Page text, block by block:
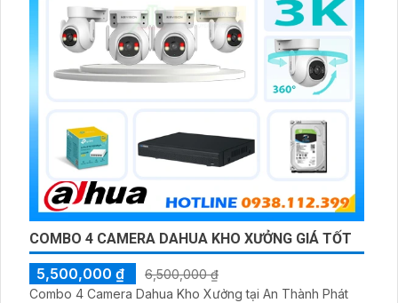
COMBO 4 CAMERA DAHUA KHO XƯỞNG GIÁ TỐT
5,500,000 ₫
6,500,000 ₫
Combo 4 Camera Dahua Kho Xưởng tại An Thành Phát